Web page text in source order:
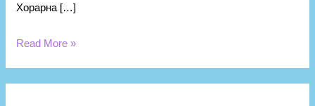
Хорарна […]
Read More »